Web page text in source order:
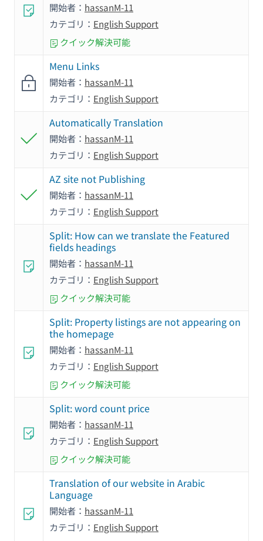
開始者： hassanM-11
カテゴリ： English Support
クイック解決可能
Menu Links
開始者： hassanM-11
カテゴリ： English Support
Automatically Translation
開始者： hassanM-11
カテゴリ： English Support
AZ site not Publishing
開始者： hassanM-11
カテゴリ： English Support
Split: How can we translate the Featured
fields headings
開始者： hassanM-11
カテゴリ： English Support
クイック解決可能
Split: Property listings are not appearing on
the homepage
開始者： hassanM-11
カテゴリ： English Support
クイック解決可能
Split: word count price
開始者： hassanM-11
カテゴリ： English Support
クイック解決可能
Translation of our website in Arabic
Language
開始者： hassanM-11
カテゴリ： English Support